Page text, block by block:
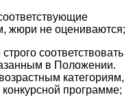
жюри не оцениваются;
соответствовать
в Положении.
категориям,
программе;